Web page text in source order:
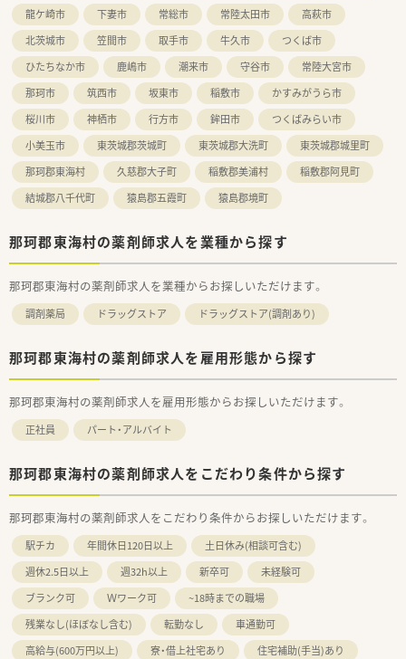
龍ケ崎市
下妻市 常総市 常陸太田市
高萩市
北茨城市
笠間市 取手市 牛久市
つくば市
ひたちなか市
鹿嶋市 潮来市 守谷市
常陸大宮市
那珂市
筑西市 坂東市 稲敷市
かすみがうら市
桜川市
神栖市 行方市 鉾田市
つくばみらい市
小美玉市
東茨城郡茨城町 東茨城郡大洗町
東茨城郡城里町
那珂郡東海村
久慈郡大子町 稲敷郡美浦村
稲敷郡阿見町
結城郡八千代町
猿島郡五霞町 猿島郡境町
那珂郡東海村の薬剤師求人を業種から探す
那珂郡東海村の薬剤師求人を業種からお探しいただけます。
調剤薬局 ドラッグストア ドラッグストア(調剤あり)
那珂郡東海村の薬剤師求人を雇用形態から探す
那珂郡東海村の薬剤師求人を雇用形態からお探しいただけます。
正社員 パート・アルバイト
那珂郡東海村の薬剤師求人をこだわり条件から探す
那珂郡東海村の薬剤師求人をこだわり条件からお探しいただけます。
駅チカ 年間休日120日以上
土日休み(相談可含む)
週休2.5日以上
週32h以上 新卒可
未経験可
ブランク可
Ｗワーク可
~18時までの職場
残業なし(ほぼなし含む)
転勤なし
車通勤可
高給与(600万円以上)
寮・借上社宅あり
住宅補助(手当)あり